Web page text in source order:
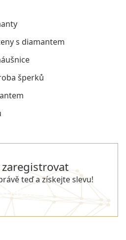
s diamantem
šperků
zaregistrovat
teď a získejte slevu!
SE